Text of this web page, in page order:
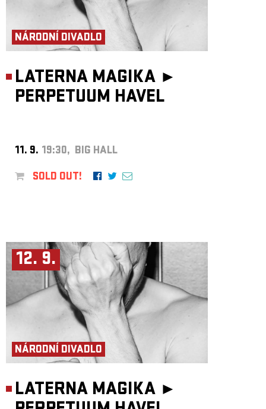
NÁRODNÍ DIVADLO
LATERNA MAGIKA ►
PERPETUUM HAVEL
11. 9. 19:30, BIG HALL
SOLD OUT!
12. 9.
NÁRODNÍ DIVADLO
LATERNA MAGIKA ►